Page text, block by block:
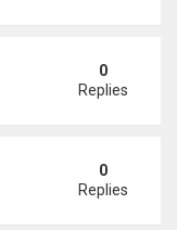
- Tạ Đình Phong
0
Replies
xã
0
Replies